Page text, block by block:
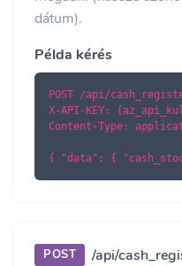
dátum).
Példa kérés
POST /api/
X-API-KEY:
Content-Type:
{ "data": {
POST
/api/